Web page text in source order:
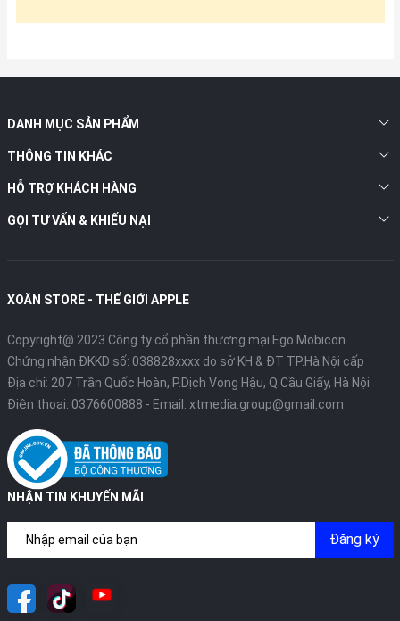
DANH MỤC SẢN PHẨM
THÔNG TIN KHÁC
HỖ TRỢ KHÁCH HÀNG
GỌI TƯ VẤN & KHIẾU NẠI
XOĂN STORE - THẾ GIỚI APPLE
Copyright@ 2023 Công ty cổ phần thương mại Ego Mobicon
Chứng nhận ĐKKD số: 038828xxxx do sở KH & ĐT TP.Hà Nội cấp
Địa chỉ: 207 Trần Quốc Hoàn, P.Dịch Vọng Hậu, Q.Cầu Giấy, Hà Nội
Điện thoại: 0376600888 - Email: xtmedia.group@gmail.com
NHẬN TIN KHUYẾN MÃI
Đăng ký